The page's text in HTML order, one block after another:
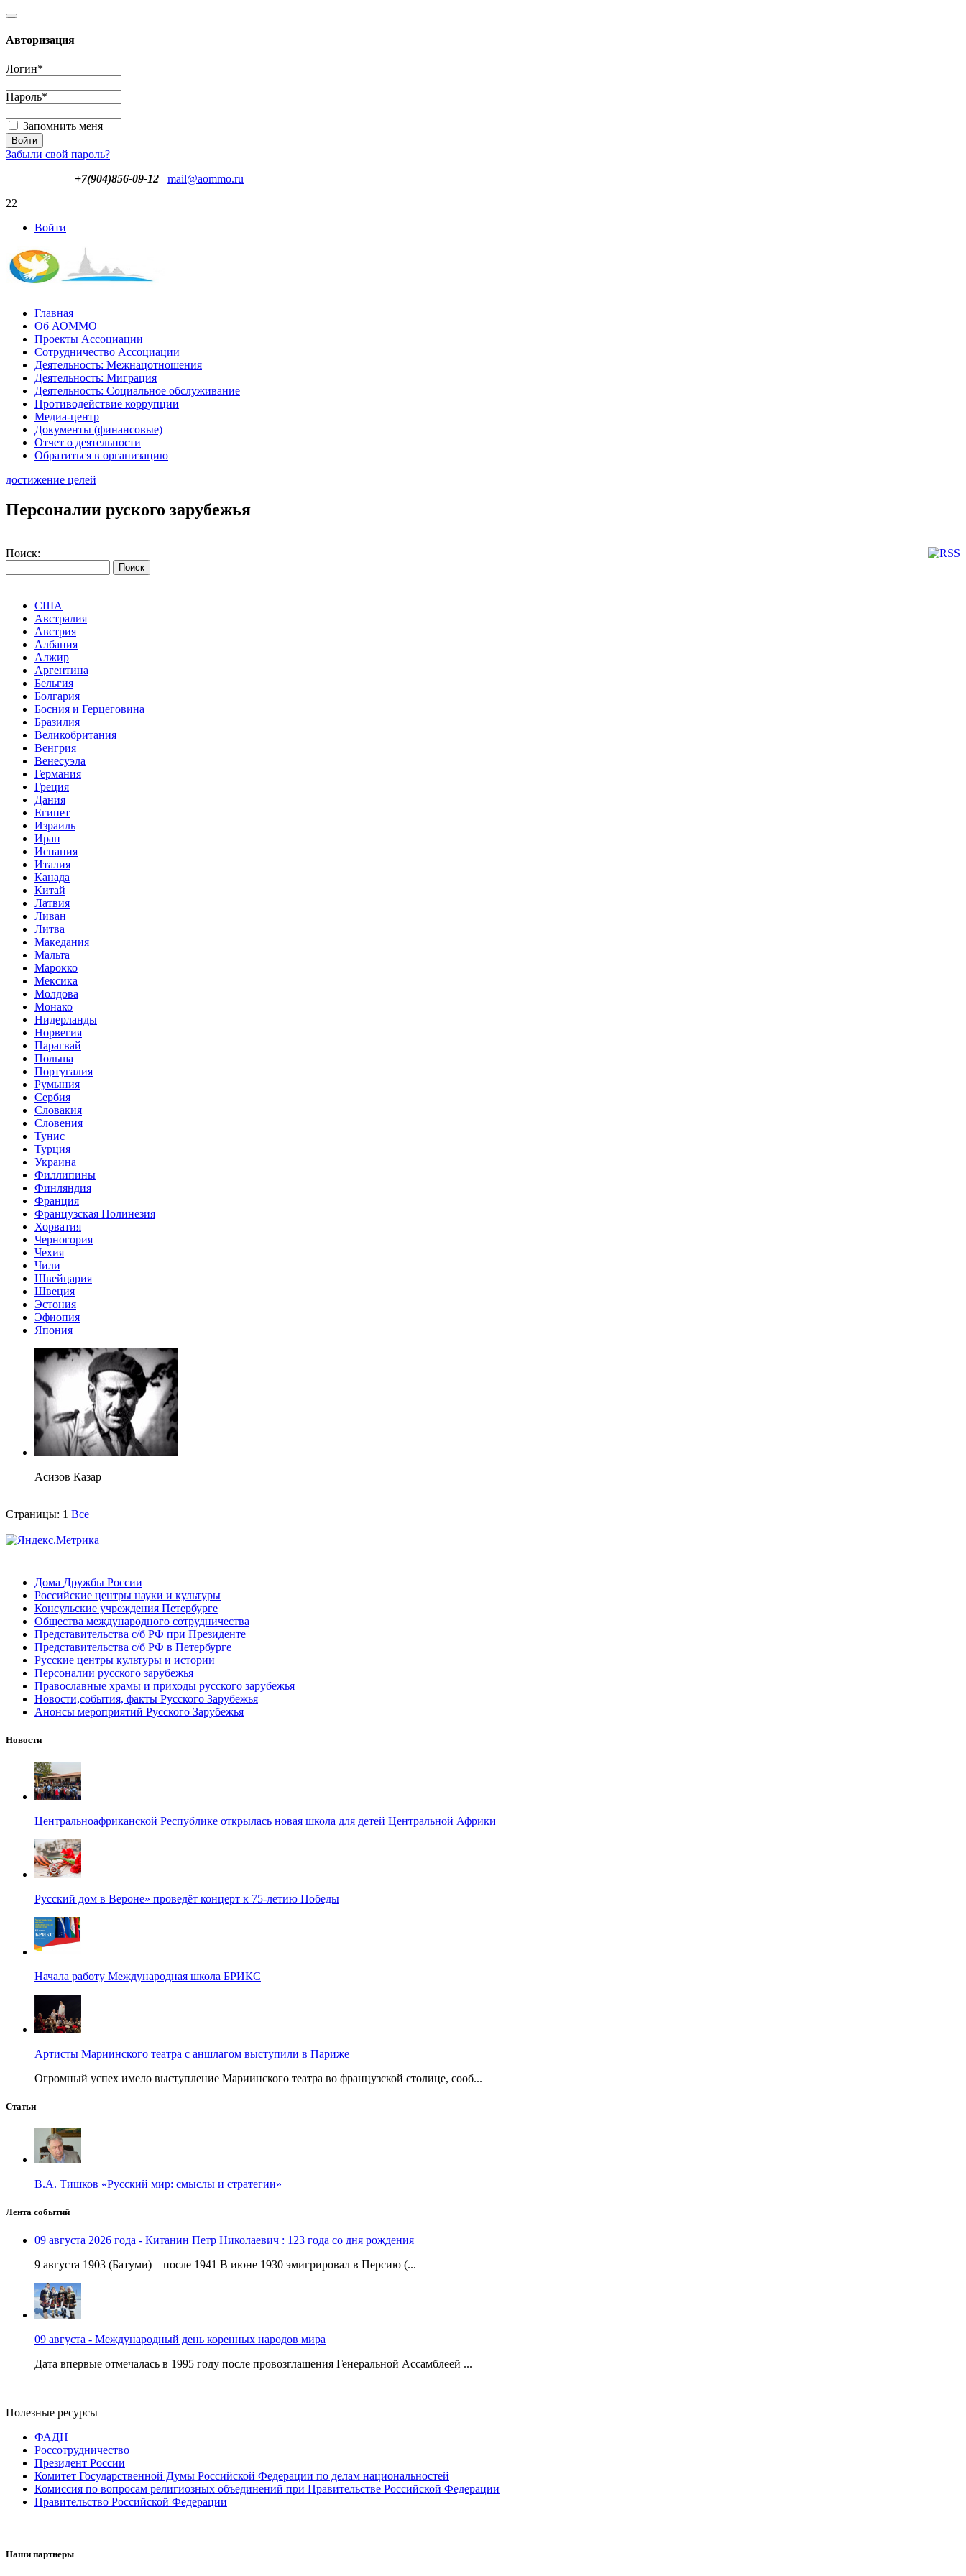
Авторизация
Логин*
Пароль*
Запомнить меня
Забыли свой пароль?
+7(904)856-09-12
mail@aommo.ru
22
Войти
Главная
Об АОММО
Проекты Ассоциации
Сотрудничество Ассоциации
Деятельность: Межнацотношения
Деятельность: Миграция
Деятельность: Социальное обслуживание
Противодействие коррупции
Медиа-центр
Документы (финансовые)
Отчет о деятельности
Обратиться в организацию
достижение целей
Персоналии руского зарубежья
Поиск:
США
Австралия
Австрия
Албания
Алжир
Аргентина
Бельгия
Болгария
Босния и Герцеговина
Бразилия
Великобритания
Венгрия
Венесуэла
Германия
Греция
Дания
Египет
Израиль
Иран
Испания
Италия
Канада
Китай
Латвия
Ливан
Литва
Македания
Мальта
Марокко
Мексика
Молдова
Монако
Нидерланды
Норвегия
Парагвай
Польша
Португалия
Румыния
Сербия
Словакия
Словения
Тунис
Турция
Украина
Филлипины
Финляндия
Франция
Французская Полинезия
Хорватия
Черногория
Чехия
Чили
Швейцария
Швеция
Эстония
Эфиопия
Япония
Асизов Казар
Страницы: 1 Все
Дома Дружбы России
Российские центры науки и культуры
Консульские учреждения Петербурге
Общества международного сотрудничества
Представительства с/б РФ при Президенте
Представительства с/б РФ в Петербурге
Русские центры культуры и истории
Персоналии русского зарубежья
Православные храмы и приходы русского зарубежья
Новости,события, факты Русского Зарубежья
Анонсы мероприятий Русского Зарубежья
Новости
Центральноафриканской Республике открылась новая школа для детей Центральной Африки
Русский дом в Вероне» проведёт концерт к 75-летию Победы
Начала работу Международная школа БРИКС
Артисты Мариинского театра с аншлагом выступили в Париже
Огромный успех имело выступление Мариинского театра во французской столице, сооб...
Статьи
В.А. Тишков «Русский мир: смыслы и стратегии»
Лента событий
09 августа 2026 года - Китанин Петр Николаевич : 123 года со дня рождения
9 августа 1903 (Батуми) – после 1941 В июне 1930 эмигрировал в Персию (...
09 августа - Международный день коренных народов мира
Дата впервые отмечалась в 1995 году после провозглашения Генеральной Ассамблеей ...
Полезные ресурсы
ФАДН
Россотрудничество
Президент России
Комитет Государственной Думы Российской Федерации по делам национальностей
Комиссия по вопросам религиозных объединений при Правительстве Российской Федерации
Правительство Российской Федерации
Наши партнеры